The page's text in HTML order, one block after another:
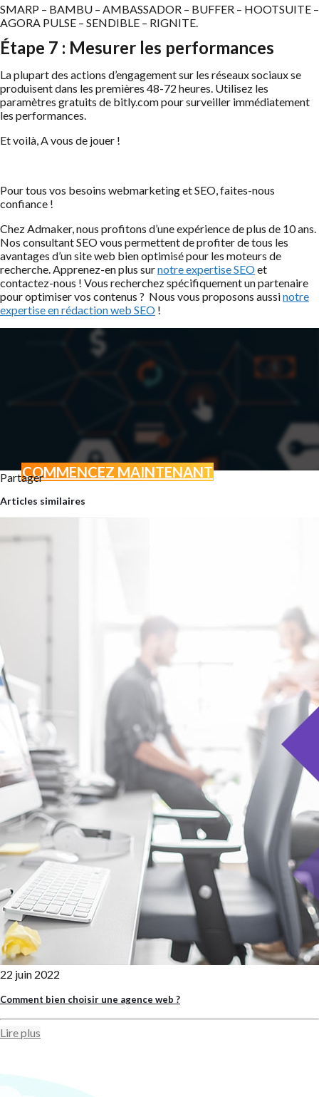
SMARP – BAMBU – AMBASSADOR – BUFFER – HOOTSUITE –
AGORA PULSE – SENDIBLE – RIGNITE.
Étape 7 : Mesurer les performances
La plupart des actions d’engagement sur les réseaux sociaux se
produisent dans les premières 48-72 heures. Utilisez les
paramètres gratuits de bitly.com pour surveiller immédiatement
les performances.
Et voilà, A vous de jouer !
Pour tous vos besoins webmarketing et SEO, faites-nous
confiance !
Chez Admaker, nous profitons d’une expérience de plus de 10 ans.
Nos consultant SEO vous permettent de profiter de tous les
avantages d’un site web bien optimisé pour les moteurs de
recherche. Apprenez-en plus surnotre expertise SEOet
contactez-nous ! Vous recherchez spécifiquement un partenaire
pour optimiser vos contenus ? Nous vous proposons aussinotre
expertise en rédaction web SEO !
COMMENCEZ MAINTENANT
Partager
Articles similaires
22 juin 2022
Comment bien choisir une agence web ?
Lire plus